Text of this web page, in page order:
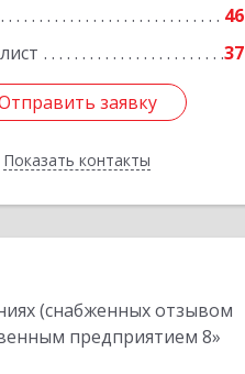
46
37
заявку
Показать контакты
заявку
Назад
(снабженных отзывом
предприятием 8»